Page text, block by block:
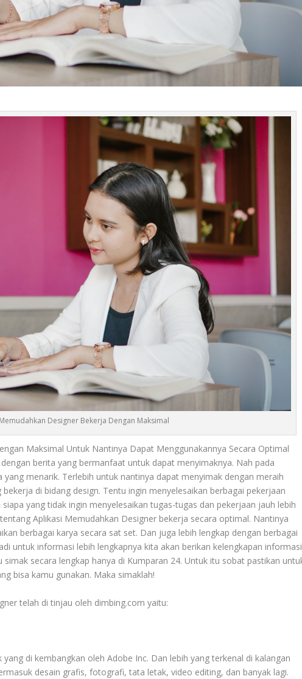
Designer Bekerja Dengan Maksimal
Maksimal Untuk Nantinya Dapat Menggunakannya Secara Optimal
berita yang bermanfaat untuk dapat menyimaknya. Nah pada
menarik. Terlebih untuk nantinya dapat menyimak dengan meraih
di bidang design. Tentu ingin menyelesaikan berbagai pekerjaan
yang tidak ingin menyelesaikan tugas-tugas dan pekerjaan jauh lebih
tentangAplikasi Memudahkan Designer bekerja secara optimal. Nantinya
berbagai karya secara sat set. Dan juga lebih lengkap dengan berbagai
untuk informasi lebih lengkapnya kita akan berikan kelengkapan informasi
secara lengkap hanya di Kumparan 24. Untuk itu sobat pastikan
bisa kamu gunakan. Maka simaklah!
telah di tinjau oleh dimbing.com yaitu:
di kembangkan oleh Adobe Inc. Dan lebih yang terkenal di kalangan
desain grafis, fotografi, tata letak, video editing, dan banyak lagi.